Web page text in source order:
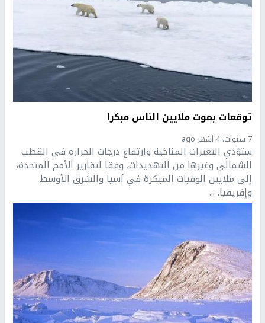
توقعات بموت ملايين الناس مبكرا
7 سنوات، 4 أشهر ago
ستؤدي التغيرات المناخية وارتفاع درجات الحرارة في القطب
الشمالي وغيرها من التهديدات، وفقا لتقارير الأمم المتحدة،
إلى ملايين الوفيات المبكرة في آسيا والشرق الأوسط
وإفريقيا. ...